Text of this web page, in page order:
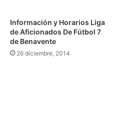
Información y Horarios Liga
de Aficionados De Fútbol 7
de Benavente
26 diciembre, 2014